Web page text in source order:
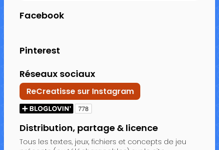
Facebook
Pinterest
Réseaux sociaux
ReCreatisse sur Instagram
Distribution, partage & licence
Tous les textes, jeux, fichiers et concepts de jeu